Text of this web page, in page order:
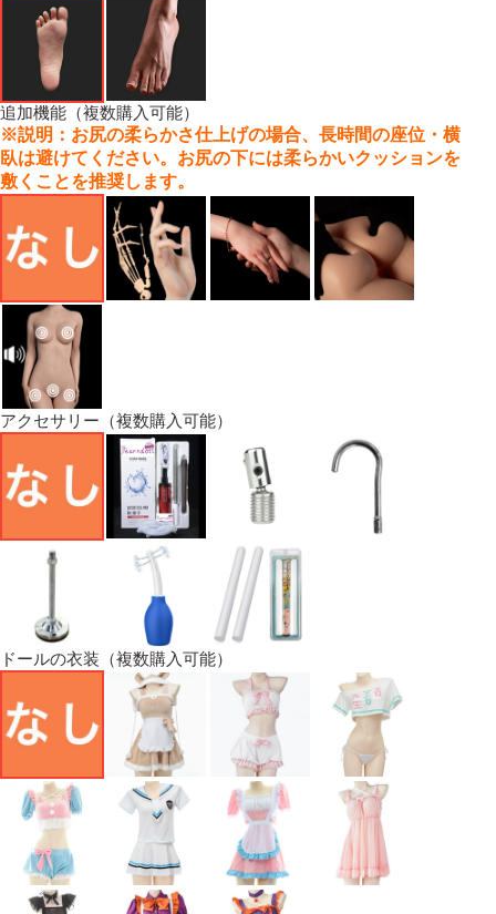
追加機能（複数購入可能）
※説明：お尻の柔らかさ仕上げの場合、長時間の座位・横
臥は避けてください。お尻の下には柔らかいクッションを
敷くことを推奨します。
アクセサリー（複数購入可能）
ドールの衣装（複数購入可能）